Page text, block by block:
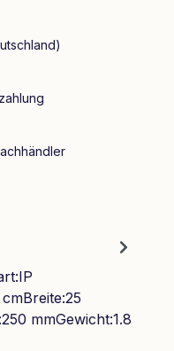
mmGewicht:1.8